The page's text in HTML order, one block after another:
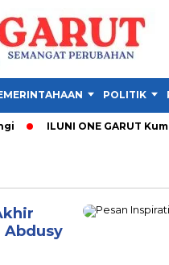
POLITIK
ILUNI ONE GARUT
Abdusy